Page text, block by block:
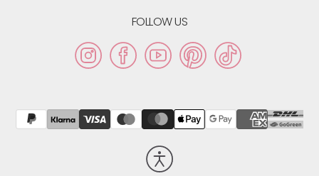
FOLLOW US
InstagramFacebookYouTubePinterestTikTok